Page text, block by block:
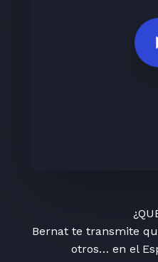
Play
Bernat te transmite
otros… en el